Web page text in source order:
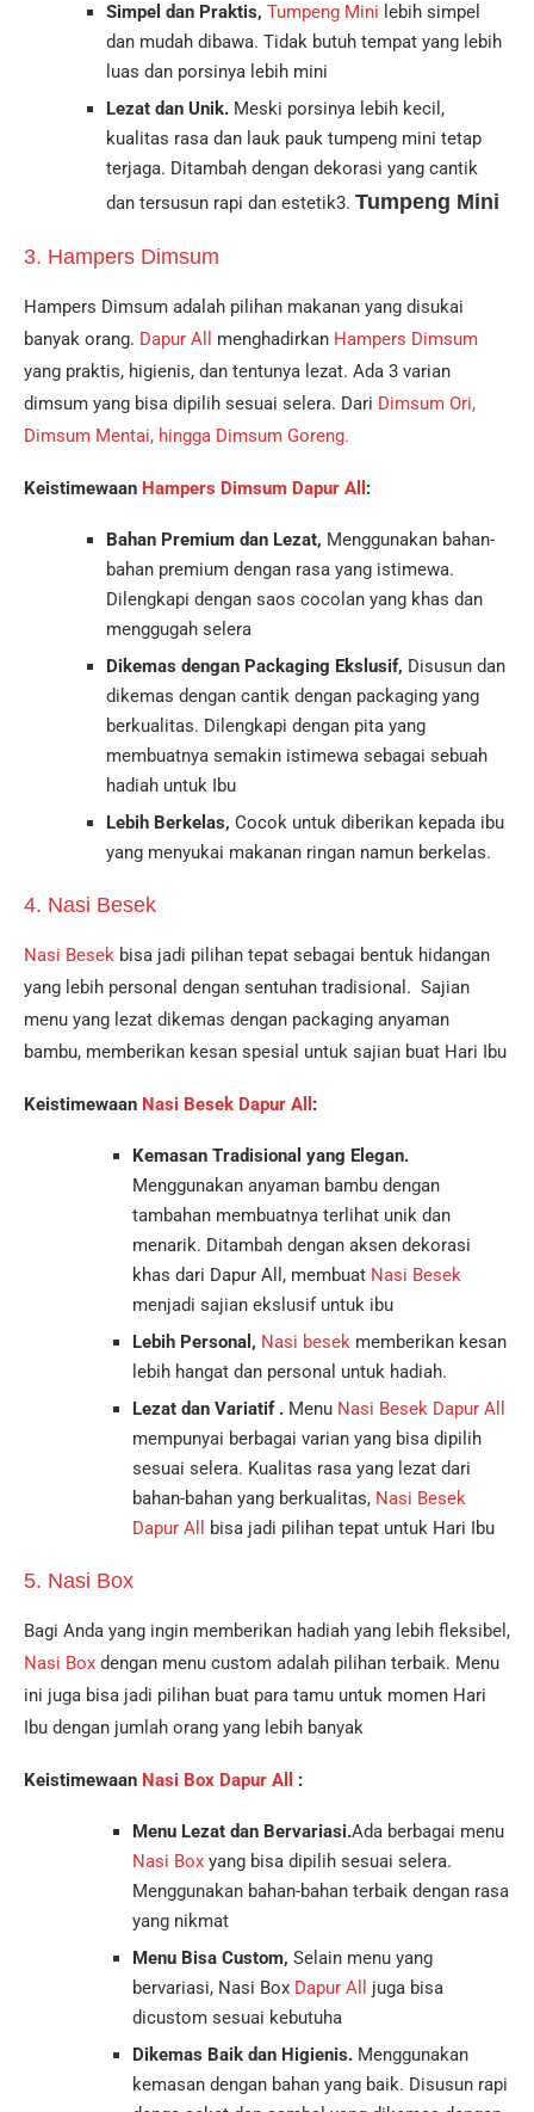
Simpel dan Praktis, Tumpeng Mini lebih simpel
dan mudah dibawa. Tidak butuh tempat yang lebih
luas dan porsinya lebih mini
Lezat dan Unik. Meski porsinya lebih kecil,
kualitas rasa dan lauk pauk tumpeng mini tetap
terjaga. Ditambah dengan dekorasi yang cantik
dan tersusun rapi dan estetik3. Tumpeng Mini
3. Hampers Dimsum
Hampers Dimsum adalah pilihan makanan yang disukai
banyak orang. Dapur All menghadirkan Hampers Dimsum
yang praktis, higienis, dan tentunya lezat. Ada 3 varian
dimsum yang bisa dipilih sesuai selera. Dari Dimsum Ori,
Dimsum Mentai, hingga Dimsum Goreng.
Keistimewaan Hampers Dimsum Dapur All :
Bahan Premium dan Lezat, Menggunakan bahan-
bahan premium dengan rasa yang istimewa.
Dilengkapi dengan saos cocolan yang khas dan
menggugah selera
Dikemas dengan Packaging Ekslusif, Disusun dan
dikemas dengan cantik dengan packaging yang
berkualitas. Dilengkapi dengan pita yang
membuatnya semakin istimewa sebagai sebuah
hadiah untuk Ibu
Lebih Berkelas, Cocok untuk diberikan kepada ibu
yang menyukai makanan ringan namun berkelas.
4. Nasi Besek
Nasi Besek bisa jadi pilihan tepat sebagai bentuk hidangan
yang lebih personal dengan sentuhan tradisional. Sajian
menu yang lezat dikemas dengan packaging anyaman
bambu, memberikan kesan spesial untuk sajian buat Hari Ibu
Keistimewaan Nasi Besek Dapur All :
Kemasan Tradisional yang Elegan.
Menggunakan anyaman bambu dengan
tambahan membuatnya terlihat unik dan
menarik. Ditambah dengan aksen dekorasi
khas dari Dapur All, membuat Nasi Besek
menjadi sajian ekslusif untuk ibu
Lebih Personal, Nasi besek memberikan kesan
lebih hangat dan personal untuk hadiah.
Lezat dan Variatif . Menu Nasi Besek Dapur All
mempunyai berbagai varian yang bisa dipilih
sesuai selera. Kualitas rasa yang lezat dari
bahan-bahan yang berkualitas, Nasi Besek
Dapur All
bisa jadi pilihan tepat untuk Hari Ibu
5. Nasi Box
Bagi Anda yang ingin memberikan hadiah yang lebih fleksibel,
Nasi Box dengan menu custom adalah pilihan terbaik. Menu
ini juga bisa jadi pilihan buat para tamu untuk momen Hari
Ibu dengan jumlah orang yang lebih banyak
Keistimewaan Nasi Box Dapur All :
Menu Lezat dan Bervariasi.Ada berbagai menu
Nasi Box yang bisa dipilih sesuai selera.
Menggunakan bahan-bahan terbaik dengan rasa
yang nikmat
Menu Bisa Custom, Selain menu yang
bervariasi, Nasi Box Dapur All
juga bisa
dicustom sesuai kebutuha
Dikemas Baik dan Higienis. Menggunakan
kemasan dengan bahan yang baik. Disusun rapi